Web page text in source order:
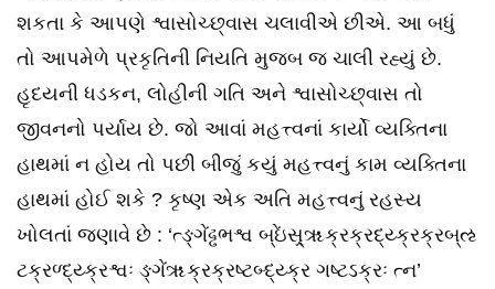
શકતા કે આપણે શ્વાસોચ્છ્‌વાસ ચલાવીએ છીએ. આ બધું
તો આપમેળે પ્રકૃતિની નિયતિ મુજબ જ ચાલી રહ્યું છે.
હૃદયની ધડકન, લોહીની ગતિ અને શ્વાસોચ્છ્‌વાસ તો
જીવનનો પર્યાય છે. જો આવાં મહત્ત્વનાં કાર્યો વ્યક્તિના
હાથમાં ન હોય તો પછી બીજું કયું મહત્ત્વનું કામ વ્યક્તિના
હાથમાં હોઈ શકે ? કૃષ્ણ એક અતિ મહત્ત્વનું રહસ્ય
ખોલતાં જણાવે છે : ‘ત્ઙ્ગેંઢ્ઢભશ્વ બ્ઇેંસ્ર્ૠક્રક્રદ્ય્ક્રક્રબ્ઌ
ટક્રળ્દ્ય્ક્રશ્વઃ ઙ્ગેંૠક્રક્રષ્ટબ્દ્ય્ક્ર ગષ્ટઽક્રઃ ત્ન’